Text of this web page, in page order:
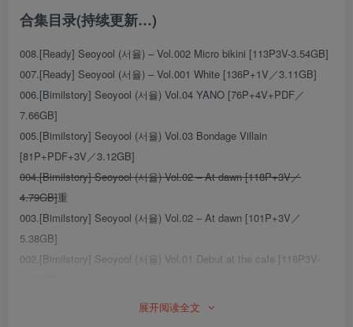
合集目录(持续更新…)
008.[Ready] Seoyool (서율) – Vol.002 Micro bikini [113P3V-3.54GB]
007.[Ready] Seoyool (서율) – Vol.001 White [136P+1V／3.11GB]
006.[Bimilstory] Seoyool (서율) Vol.04 YANO [76P+4V+PDF／
7.66GB]
005.[Bimilstory] Seoyool (서율) Vol.03 Bondage Villain
[81P+PDF+3V／3.12GB]
004.[Bimilstory] Seoyool (서율) Vol.02 – At dawn [118P+3V／
4.79GB]重
003.[Bimilstory] Seoyool (서율) Vol.02 – At dawn [101P+3V／
5.38GB]
002.[Bimilstory] Seoyool (서율) Vol.01 Debut at the cafe [118P3V-
001.[Villain] Vol.001 Seoyool (서율) – Strawberry Pantie & Bloomer
展开阅读全文